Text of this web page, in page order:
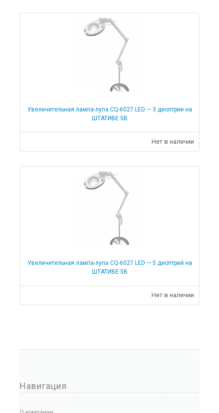
Увеличительная лампа-лупа CQ-6027 LED — 3 диоптрии на
ШТАТИВЕ 5В
Нет в наличии
Увеличительная лампа-лупа CQ-6027 LED — 5 диоптрий на
ШТАТИВЕ 5В
Нет в наличии
Навигация